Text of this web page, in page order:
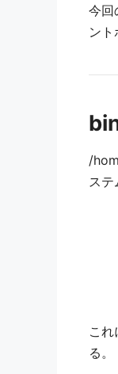
今回
ン
/
ステ
こ
る。